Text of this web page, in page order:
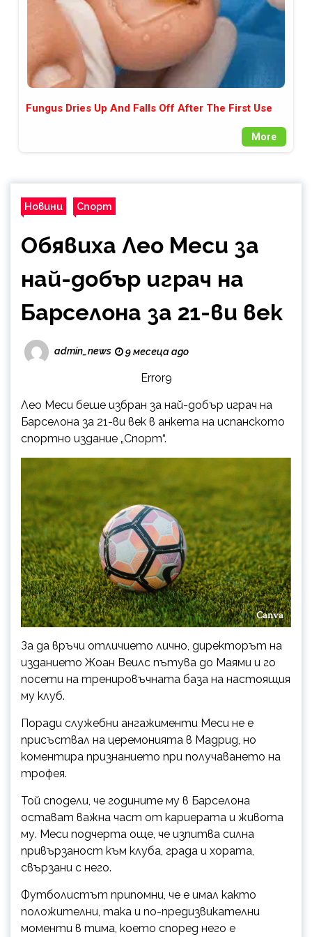
Fungus Dries Up And Falls Off After The First Use
More
Новини Спорт
Обявиха Лео Меси за
най-добър играч на
Барселона за 21-ви век
admin_news 9 месеца ago
Error9
Лео Меси беше избран за най-добър играч на
Барселона за 21-ви век в анкета на испанското
спортно издание „Спорт“.
За да връчи отличието лично, директорът на
изданието Жоан Веилс пътува до Маями и го
посети на тренировъчната база на настоящия
му клуб.
Поради служебни ангажименти Меси не е
присъствал на церемонията в Мадрид, но
коментира признанието при получаването на
трофея.
Той сподели, че годините му в Барселона
остават важна част от кариерата и живота
му. Меси подчерта още, че изпитва силна
привързаност към клуба, града и хората,
свързани с него.
Футболистът припомни, че е имал както
положителни, така и по-предизвикателни
моменти в тима, което според него е